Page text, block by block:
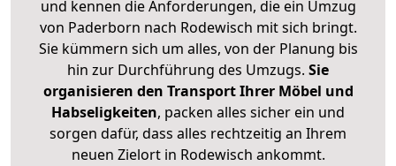
und kennen die Anforderungen, die ein Umzug
von Paderborn nach Rodewisch mit sich bringt.
Sie kümmern sich um alles, von der Planung bis
hin zur Durchführung des Umzugs. Sie
organisieren den Transport Ihrer Möbel und
Habseligkeiten, packen alles sicher ein und
sorgen dafür, dass alles rechtzeitig an Ihrem
neuen Zielort in Rodewisch ankommt.